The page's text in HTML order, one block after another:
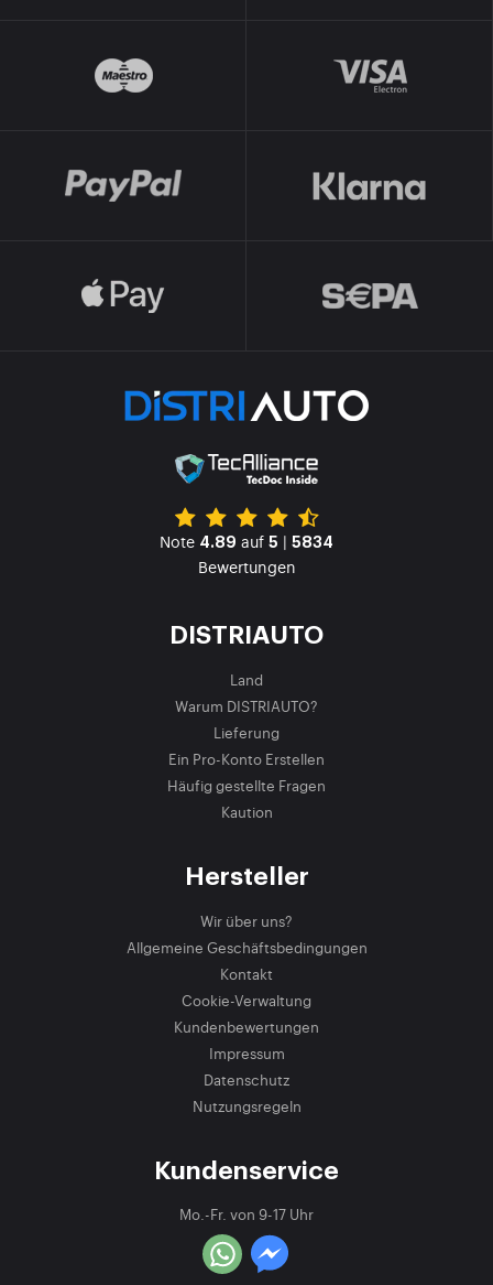
Note 4.89 auf 5 | 5834
Bewertungen
DISTRIAUTO
Land
Warum DISTRIAUTO?
Lieferung
Ein Pro-Konto Erstellen
Häufig gestellte Fragen
Kaution
Hersteller
Wir über uns?
Allgemeine Geschäftsbedingungen
Kontakt
Cookie-Verwaltung
Kundenbewertungen
Impressum
Datenschutz
Nutzungsregeln
Kundenservice
Mo.-Fr. von 9-17 Uhr